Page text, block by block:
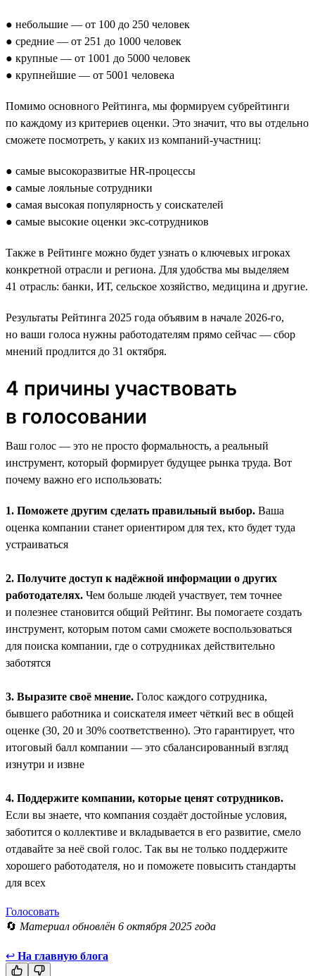
● небольшие — от 100 до 250 человек
● средние — от 251 до 1000 человек
● крупные — от 1001 до 5000 человек
● крупнейшие — от 5001 человека
Помимо основного Рейтинга, мы формируем субрейтинги
по каждому из критериев оценки. Это значит, что вы отдельно
сможете посмотреть, у каких из компаний-участниц:
● самые высокоразвитые HR-процессы
● самые лояльные сотрудники
● самая высокая популярность у соискателей
● самые высокие оценки экс-сотрудников
Также в Рейтинге можно будет узнать о ключевых игроках
конкретной отрасли и региона. Для удобства мы выделяем
41 отрасль: банки, ИТ, сельское хозяйство, медицина и другие.
Результаты Рейтинга 2025 года объявим в начале 2026-го,
но ваши голоса нужны работодателям прямо сейчас — сбор
мнений продлится до 31 октября.
4 причины участвовать
в голосовании
Ваш голос — это не просто формальность, а реальный
инструмент, который формирует будущее рынка труда. Вот
почему важно его использовать:
1. Поможете другим сделать правильный выбор. Ваша
оценка компании станет ориентиром для тех, кто будет туда
устраиваться
2. Получите доступ к надёжной информации о других
работодателях. Чем больше людей участвует, тем точнее
и полезнее становится общий Рейтинг. Вы помогаете создать
инструмент, которым потом сами сможете воспользоваться
для поиска компании, где о сотрудниках действительно
заботятся
3. Выразите своё мнение. Голос каждого сотрудника,
бывшего работника и соискателя имеет чёткий вес в общей
оценке (30, 20 и 30% соответственно). Это гарантирует, что
итоговый балл компании — это сбалансированный взгляд
изнутри и извне
4. Поддержите компании, которые ценят сотрудников.
Если вы знаете, что компания создаёт достойные условия,
заботится о коллективе и вкладывается в его развитие, смело
отдавайте за неё свой голос. Так вы не только поддержите
хорошего работодателя, но и поможете повысить стандарты
для всех
Голосовать
🔄 Материал обновлён 6 октября 2025 года
↩ На главную блога